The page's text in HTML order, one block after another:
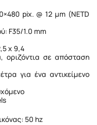
pix. @ 12 µm (NETD
F35/1.0 mm
x 9,4
οριζόντια σε απόσταση
για ένα αντικείμενο
50 hz